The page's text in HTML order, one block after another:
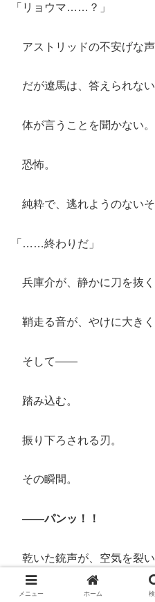
「リョウマ……？」
アストリッドの不安げな声
だが遼馬は、答えられない
体が言うことを聞かない。
恐怖。
純粋で、逃れようのないそ
「……終わりだ」
兵庫介が、静かに刀を抜く
鞘走る音が、やけに大きく
そして――
踏み込む。
振り下ろされる刃。
その瞬間。
――パンッ！！
乾いた銃声が、空気を裂い
「……？」
メニュー ホーム